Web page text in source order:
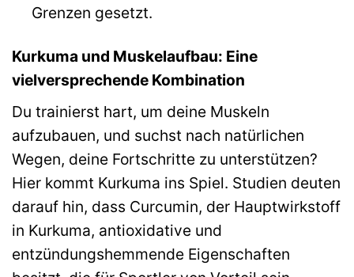
Grenzen gesetzt.
Kurkuma und Muskelaufbau: Eine
vielversprechende Kombination
Du trainierst hart, um deine Muskeln
aufzubauen, und suchst nach natürlichen
Wegen, deine Fortschritte zu unterstützen?
Hier kommt Kurkuma ins Spiel. Studien deuten
darauf hin, dass Curcumin, der Hauptwirkstoff
in Kurkuma, antioxidative und
entzündungshemmende Eigenschaften